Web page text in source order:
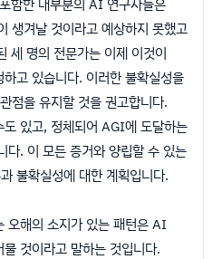
함한 대부분의 AI 연구자들은
생겨날 것이라고 예상하지 못했고
세 명의 전문가는 이제 이것이
고 있습니다. 이러한 불확실성을
점을 유지할 것을 권고합니다.
있고, 정체되어 AGI에 도달하는
다. 이 모든 증거와 양립할 수 있는
불확실성에 대한 계획입니다.
오해의 소지가 있는 패턴은 AI
것이라고 말하는 것입니다.